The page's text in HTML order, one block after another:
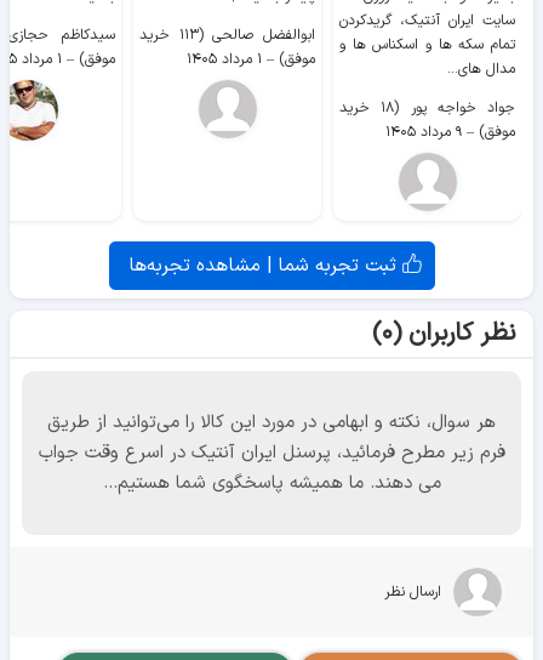
سایت ايران آنتیک، گریدکردن
تمام سکه ها و اسکناس ها و
مدال های...
جواد خواجه پور (۱۸ خرید
موفق) – ۹ مرداد ۱۴۰۵
ابوالفضل صالحی (۱۱۳ خرید
موفق) – ۱ مرداد ۱۴۰۵ موفق) – ۱ مرداد ۱۴۰۵
ثبت تجربه شما | مشاهده تجربه‌ها
نظر کاربران (۰)
هر سوال، نکته و ابهامی در مورد این کالا را می‌توانید از طریق
فرم زیر مطرح فرمائید، پرسنل ایران آنتیک در اسرع وقت جواب
می دهند. ما همیشه پاسخگوی شما هستیم...
ارسال نظر